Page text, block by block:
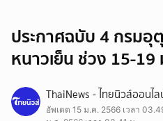
ประกาศฉบับ 4 กรม
หนาวเย็น ช่วง 15-
ThaiNews - ไทยนิวส์ออนไ
อัพเดต 15 ม.ค. 2566 เวลา